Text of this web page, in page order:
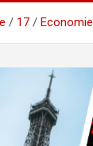
17 Economie